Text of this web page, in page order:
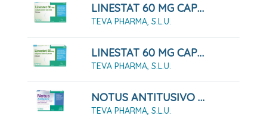
LINESTAT 60 MG CAPSULAS DURAS, 42 Cápsulas ( Blister )
TEVA PHARMA, S.L.U.
LINESTAT 60 MG CAPSULAS DURAS, 84 Cápsulas ( Blister )
TEVA PHARMA, S.L.U.
NOTUS ANTITUSIVO 10 MG PASTILLAS PARA CHUPAR SABOR MIEL - LIMON , 24 Pastillas
TEVA PHARMA, S.L.U.